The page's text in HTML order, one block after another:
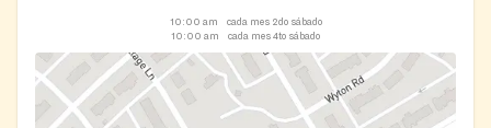
10:00 am
cada mes 2do sábado
10:00 am
cada mes 4to sábado